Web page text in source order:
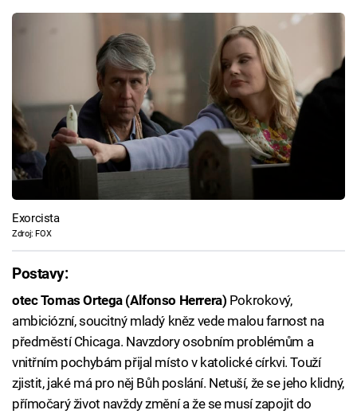
Exorcista
Zdroj: FOX
Postavy:
otec Tomas Ortega (Alfonso Herrera) Pokrokový,
ambiciózní, soucitný mladý kněz vede malou farnost na
předměstí Chicaga. Navzdory osobním problémům a
vnitřním pochybám přijal místo v katolické církvi. Touží
zjistit, jaké má pro něj Bůh poslání. Netuší, že se jeho klidný,
přímočarý život navždy změní a že se musí zapojit do